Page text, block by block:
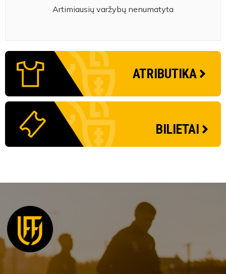
Artimiausių varžybų nenumatyta
ATRIBUTIKA
BILIETAI